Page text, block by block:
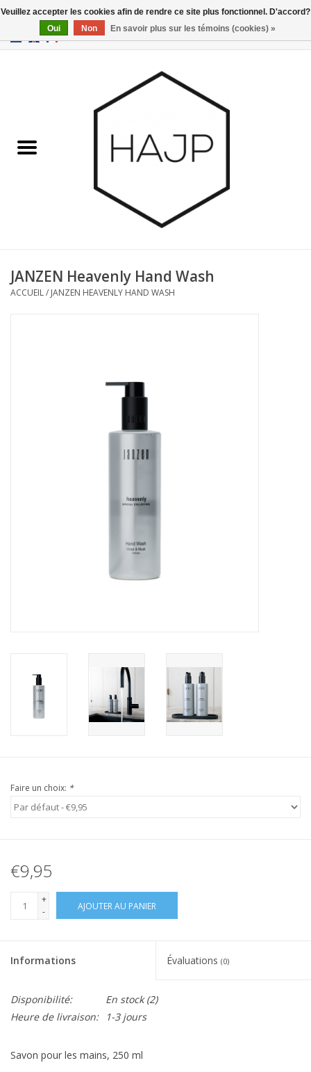
EUR/GBP 0 Articles - €0,00
Gadgets
Marques
JANZEN Heavenly Hand Wash
ACCUEIL/ JANZEN HEAVENLY HAND WASH
Faire un choix: *
€9,95
+
-
AJOUTER AU PANIER
Informations Évaluations (0)
Disponibilité: En stock(2)
Heure de livraison:
1-3 jours
Savon pour les mains, 250 ml
Veuillez accepter les cookies afin de rendre ce site plus fonctionnel. D'accord?
Oui
Non En savoir plus sur les témoins (cookies) »